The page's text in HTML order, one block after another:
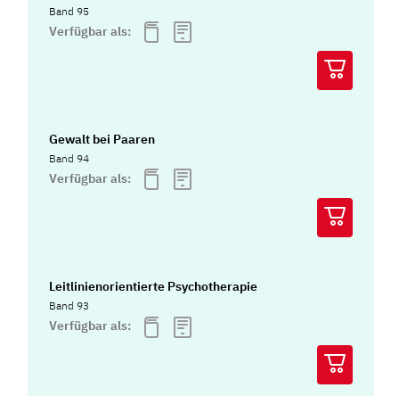
Band 95
Verfügbar als:
Gewalt bei Paaren
Band 94
Verfügbar als:
Leitlinienorientierte Psychotherapie
Band 93
Verfügbar als: